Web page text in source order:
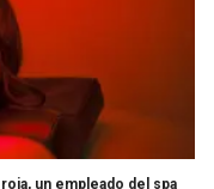
un empleado del spa